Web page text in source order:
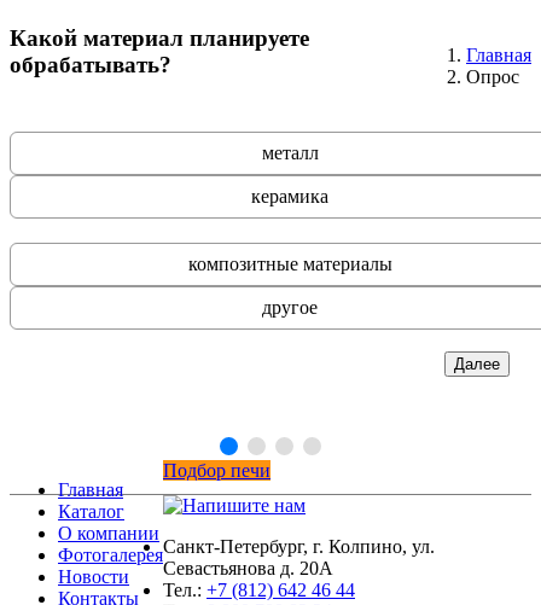
Главная
Опрос
Какой материал планируете
обрабатывать?
металл
керамика
композитные материалы
другое
Далее
Главная
Каталог
О компании
Фотогалерея
Новости
Контакты
Подбор печи
Санкт-Петербург, г. Колпино, ул.
Севастьянова д. 20А
Тел.: +7 (812) 642 46 44